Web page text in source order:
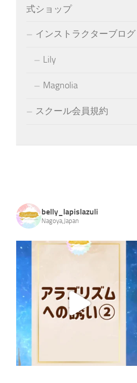
式ショップ
インストラクターブログ
Lily
Magnolia
スクール会員規約
belly_lapislazuli
Nagoya,Japan